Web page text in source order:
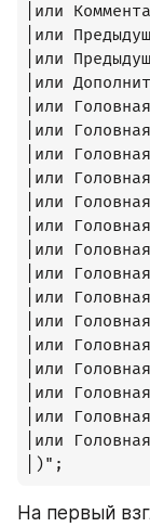
|или
|или
|или
|или
|или
|или
|или
|или
|или
|или
|или
|или
|или
|или
|или
|или
|или
|или
|или
|)";
На первый